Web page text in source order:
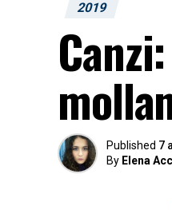
2019
Published 7
By Elena